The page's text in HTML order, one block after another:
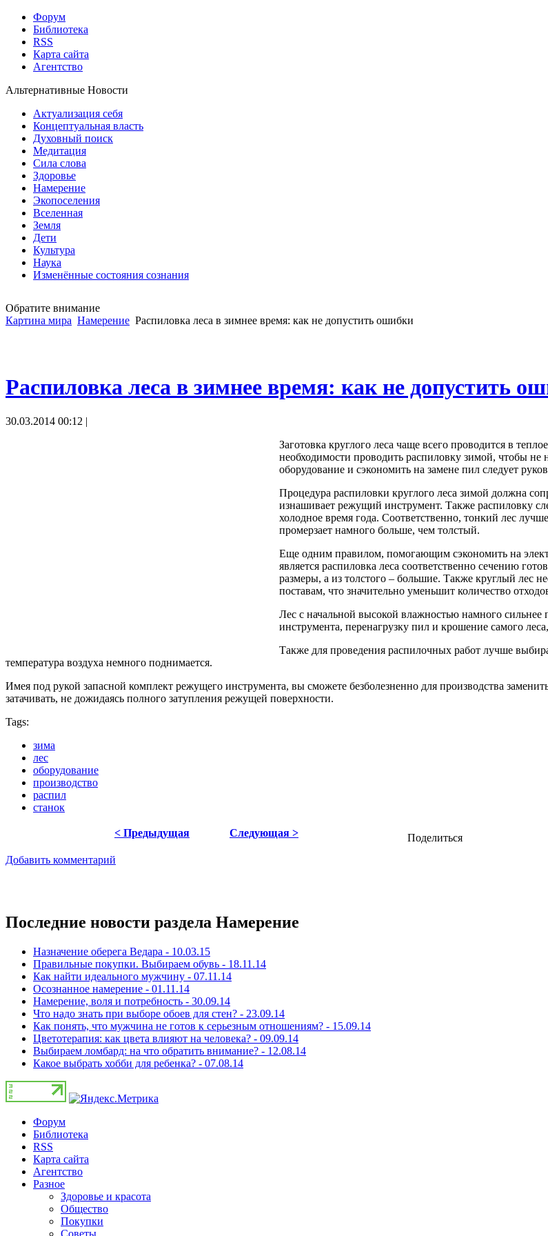
Форум
Библиотека
RSS
Карта сайта
Агентство
Альтернативные Новости
Актуализация себя
Концептуальная власть
Духовный поиск
Медитация
Сила слова
Здоровье
Намерение
Экопоселения
Вселенная
Земля
Дети
Культура
Наука
Изменённые состояния сознания
Обратите внимание
Картина мира Намерение Распиловка леса в зимнее время: как не допустить ошибки
Распиловка леса в зимнее время: как не допустить
30.03.2014 00:12 |
Заготовка круглого леса чаще всего проводится в
необходимости проводить распиловку зимой, чтобы
оборудование и сэкономить на замене пил следует
Процедура распиловки круглого леса зимой должна
изнашивает режущий инструмент. Также распиловку
холодное время года. Соответственно, тонкий лес
промерзает намного больше, чем толстый.
Еще одним правилом, помогающим сэкономить на
является распиловка леса соответственно сечению
размеры, а из толстого – большие. Также круглый лес
поставам, что значительно уменьшит количество
Лес с начальной высокой влажностью намного
инструмента, перенагрузку пил и крошение самого
Также для проведения распилочных работ лучше
температура воздуха немного поднимается.
Имея под рукой запасной комплект режущего инструмента, вы сможете безболезненно для производства
затачивать, не дожидаясь полного затупления режущей поверхности.
Tags:
зима
лес
оборудование
производство
распил
станок
Поделиться
< Предыдущая Следующая >
Добавить комментарий
Последние новости раздела Намерение
Назначение оберега Ведара - 10.03.15
Правильные покупки. Выбираем обувь - 18.11.14
Как найти идеального мужчину - 07.11.14
Осознанное намерение - 01.11.14
Намерение, воля и потребность - 30.09.14
Что надо знать при выборе обоев для стен? - 23.09.14
Как понять, что мужчина не готов к серьезным отношениям? - 15.09.14
Цветотерапия: как цвета влияют на человека? - 09.09.14
Выбираем ломбард: на что обратить внимание? - 12.08.14
Какое выбрать хобби для ребенка? - 07.08.14
Форум
Библиотека
RSS
Карта сайта
Агентство
Разное
Здоровье и красота
Общество
Покупки
Советы